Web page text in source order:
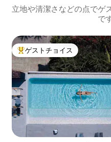
立地や清潔さなどの点でゲ
で
大好評のゲストチョイスです
ゲストチョイス